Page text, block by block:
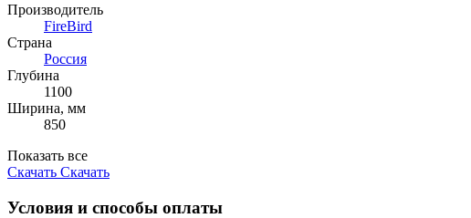
Производитель
FireBird
Страна
Россия
Глубина
1100
Ширина, мм
850
Показать все
Скачать Скачать
Условия и способы оплаты